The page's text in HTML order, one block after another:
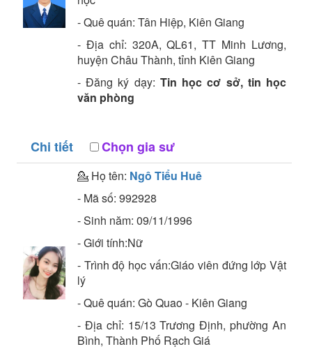
- Quê quán: Tân Hiệp, Kiên Giang
- Địa chỉ: 320A, QL61, TT Minh Lương,
huyện Châu Thành, tỉnh Kiên Giang
- Đăng ký dạy: Tin học cơ sở, tin học
văn phòng
Chi tiết Chọn gia sư
💁 Họ tên: Ngô Tiểu Huê
- Mã số: 992928
- Sinh năm: 09/11/1996
- Giới tính:Nữ
- Trình độ học vấn:Giáo viên đứng lớp Vật
lý
- Quê quán: Gò Quao - Kiên Giang
- Địa chỉ: 15/13 Trương Định, phường An
Bình, Thành Phố Rạch Giá